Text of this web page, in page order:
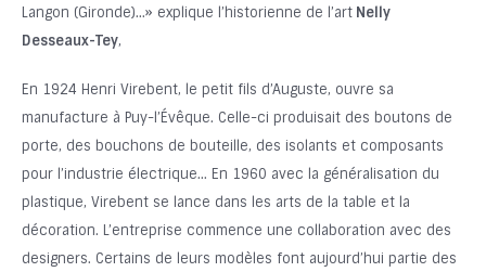
Langon (Gironde)…» explique l’historienne de l’art Nelly
Desseaux-Tey,
En 1924 Henri Virebent, le petit fils d’Auguste, ouvre sa
manufacture à Puy-l’Évêque. Celle-ci produisait des boutons de
porte, des bouchons de bouteille, des isolants et composants
pour l’industrie électrique… En 1960 avec la généralisation du
plastique, Virebent se lance dans les arts de la table et la
décoration. L’entreprise commence une collaboration avec des
designers. Certains de leurs modèles font aujourd’hui partie des